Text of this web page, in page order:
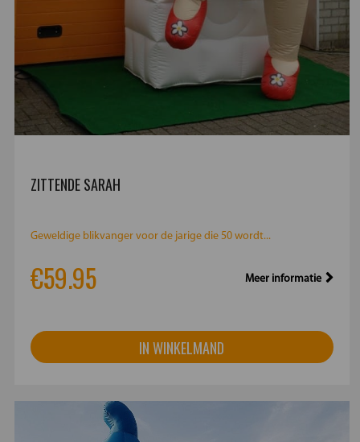
ZITTENDE SARAH
Geweldige blikvanger voor de jarige die 50 wordt...
€59.95 Meer informatie
IN WINKELMAND